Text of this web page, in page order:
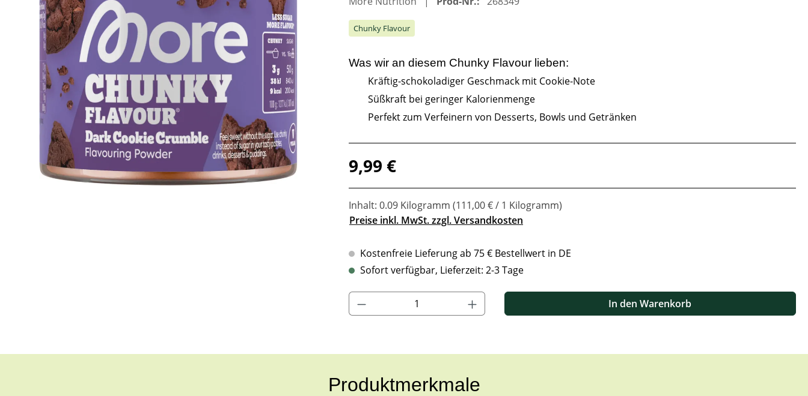
Chunky Flavour
Was wir an diesem Chunky Flavour lieben:
Kräftig-schokoladiger Geschmack mit Cookie-Note
Süßkraft bei geringer Kalorienmenge
Perfekt zum Verfeinern von Desserts, Bowls und Getränken
Regulärer Preis:
9,99 €
Inhalt: 0.09 Kilogramm (111,00 € / 1 Kilogramm)
Preise inkl. MwSt. zzgl. Versandkosten
Kostenfreie Lieferung ab 75 € Bestellwert in DE
Sofort verfügbar, Lieferzeit: 2-3 Tage
Produkt Anzahl: Gib den gewünschten Wert ein oder benutze die Schaltflächen um die Anzahl zu erhöhen oder
In den Warenkorb
Produktmerkmale